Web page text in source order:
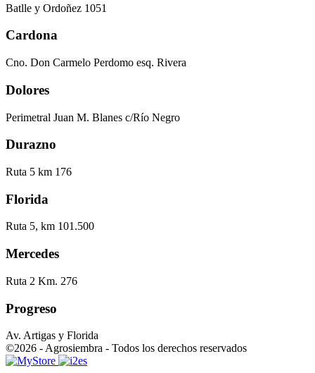
Batlle y Ordoñez 1051
Cardona
Cno. Don Carmelo Perdomo esq. Rivera
Dolores
Perimetral Juan M. Blanes c/Río Negro
Durazno
Ruta 5 km 176
Florida
Ruta 5, km 101.500
Mercedes
Ruta 2 Km. 276
Progreso
Av. Artigas y Florida
©2026 - Agrosiembra - Todos los derechos reservados